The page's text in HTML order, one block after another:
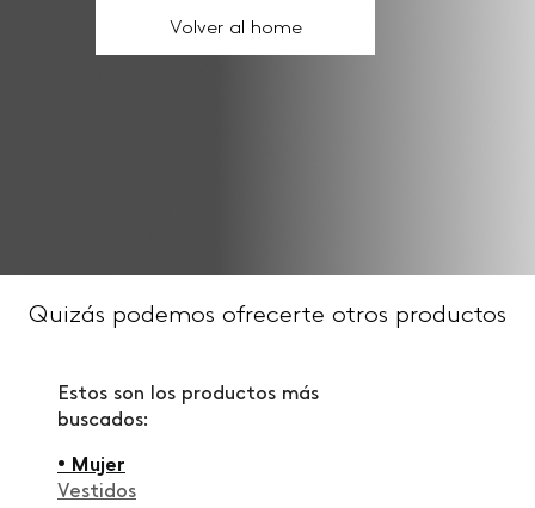
Volver al home
Quizás podemos ofrecerte otros productos
Estos son los productos más
buscados:
• Mujer
Vestidos